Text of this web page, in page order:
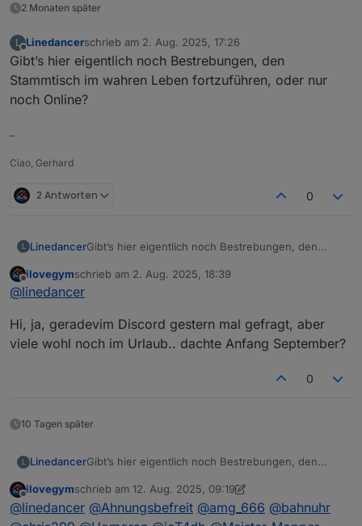
2 Monaten später
L
Offline
Linedancerschrieb am 2. Aug. 2025, 17:26
zuletzt editiert von
Gibt’s hier eigentlich noch Bestrebungen, den
Stammtisch im wahren Leben fortzuführen, oder nur
noch Online?
–
Ciao, Gerhard
2 Antworten 0
L LinedancerGibt’s hier eigentlich noch Bestrebungen, den
nur noch Online?
Offline
ilovegymschrieb am 2. Aug. 2025, 18:39
zuletzt editiert von
@linedancer
Hi, ja, geradevim Discord gestern mal gefragt, aber
viele wohl noch im Urlaub.. dachte Anfang September?
0
10 Tagen später
L LinedancerGibt’s hier eigentlich noch Bestrebungen, den
nur noch Online?
Offline
ilovegymschrieb am 12. Aug. 2025, 09:19
zuletzt editiert von ilovegym8. Dez. 2025, 12:04
@linedancer @Ahnungsbefreit @amg_666 @bahnuhr